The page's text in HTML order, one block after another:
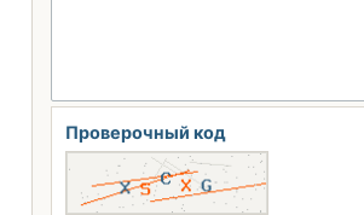
Проверочный код